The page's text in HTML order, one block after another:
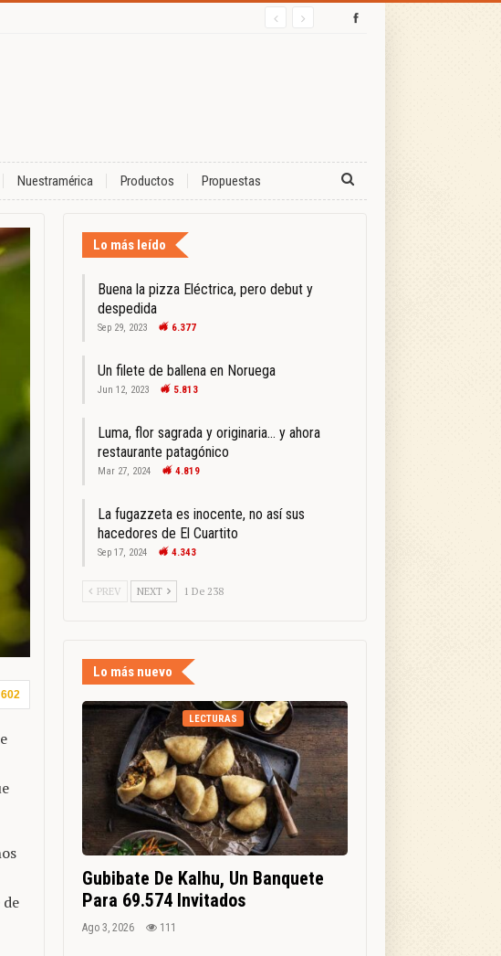
Nuestramérica Productos Propuestas
602
Lo más leído
Buena la pizza Eléctrica, pero debut y
despedida
Sep 29, 2023 6.377
Un filete de ballena en Noruega
Jun 12, 2023 5.813
Luma, flor sagrada y originaria… y ahora
restaurante patagónico
Mar 27, 2024 4.819
La fugazzeta es inocente, no así sus
hacedores de El Cuartito
Sep 17, 2024 4.343
PREV NEXT 1 De 238
Lo más nuevo
LECTURAS
Gubibate De Kalhu, Un Banquete
Para 69.574 Invitados
Ago 3, 2026 111